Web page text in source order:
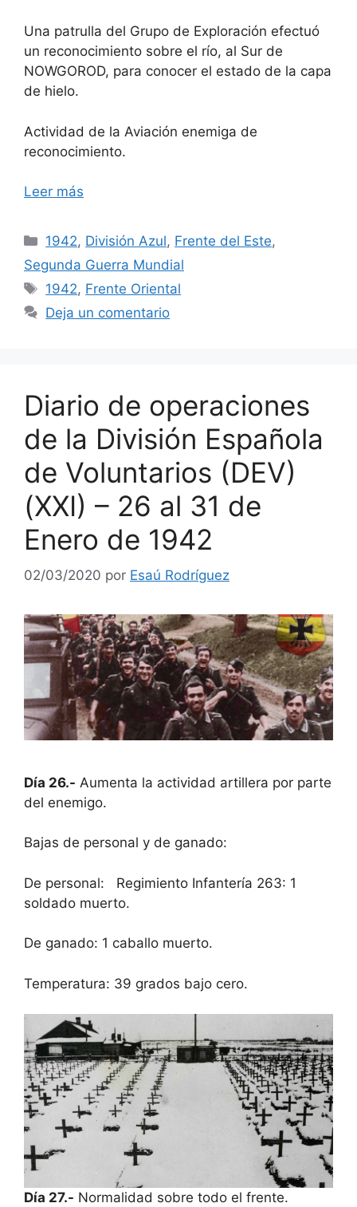
Una patrulla del Grupo de Exploración efectuó
un reconocimiento sobre el río, al Sur de
NOWGOROD, para conocer el estado de la capa
de hielo.
Actividad de la Aviación enemiga de
reconocimiento.
Leer más
Categorías
1942, División Azul, Frente del Este,
Segunda Guerra Mundial
Etiquetas
1942, Frente Oriental
Deja un comentario
Diario de operaciones
de la División Española
de Voluntarios (DEV)
(XXI) – 26 al 31 de
Enero de 1942
02/03/2020 por Esaú Rodríguez
Día 26.- Aumenta la actividad artillera por parte
del enemigo.
Bajas de personal y de ganado:
De personal: Regimiento Infantería 263: 1
soldado muerto.
De ganado: 1 caballo muerto.
Temperatura: 39 grados bajo cero.
Día 27.- Normalidad sobre todo el frente.